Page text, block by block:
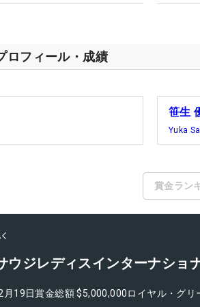
ロフィール・成績
笹生
Yuka
賞金ラン
ウジレディスインターナショ
月19日賞金総額 $5,000,000ロイヤル・グリ